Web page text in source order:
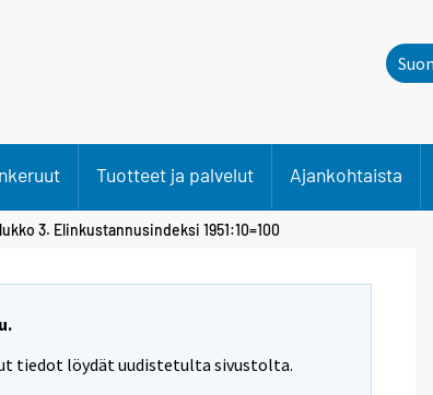
Tuotteet ja palvelut Ajankohtaista
3. Elinkustannusindeksi 1951:10=100
tiedot löydät uudistetulta sivustolta.